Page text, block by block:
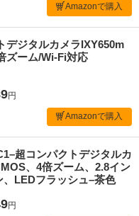
Amazonで購入
デジタルカメラIXY650m
ズーム/Wi-Fi対応
円
Amazonで購入
超コンパクトデジタルカ
、4倍ズーム、2.8イン
LEDフラッシュ–茶色
円